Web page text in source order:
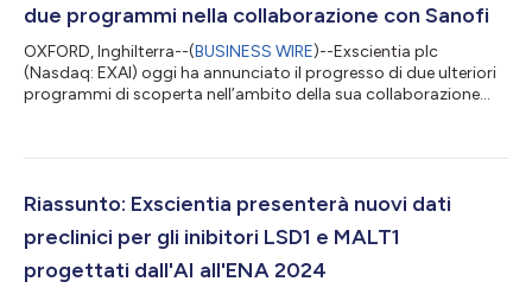
due programmi nella collaborazione con Sanofi
OXFORD, Inghilterra--(BUSINESS WIRE)--Exscientia plc
(Nasdaq: EXAI) oggi ha annunciato il progresso di due ulteriori
programmi di scoperta nell’ambito della sua collaborazione
Entrambi i componenti principali hanno raggiunto i requisiti del
per consentire una transizione verso la fase di ottimizzazione
Riassunto: Exscientia presenterà nuovi dati
preclinici per gli inibitori LSD1 e MALT1
progettati dall'AI all'ENA 2024